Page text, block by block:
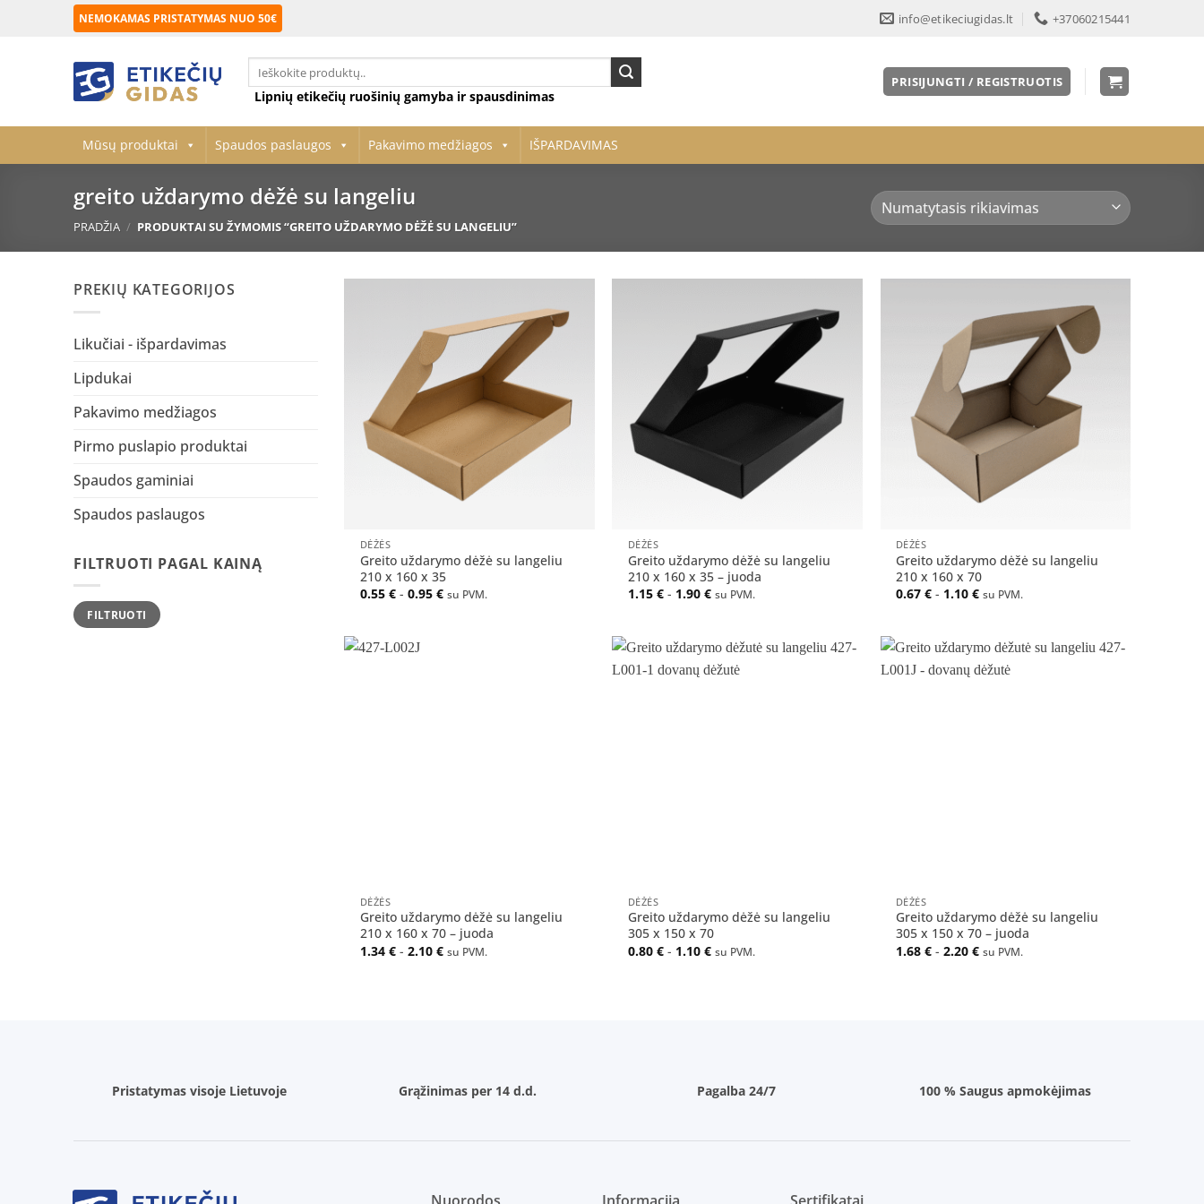
NEMOKAMAS PRISTATYMAS NUO 50€ info@etikeciugidas.lt +37060215441
Ieškoti:
Lipnių etikečių ruošinių gamyba ir spausdinimas
PRISIJUNGTI / REGISTRUOTIS
Mūsų produktai Spaudos paslaugos Pakavimo medžiagos IŠPARDAVIMAS
greito uždarymo dėžė su langeliu
PRADŽIA / PRODUKTAI SU ŽYMOMIS “GREITO UŽDARYMO DĖŽĖ SU LANGELIU”
PREKIŲ KATEGORIJOS
Likučiai - išpardavimas
Lipdukai
Pakavimo medžiagos
Pirmo puslapio produktai
Spaudos gaminiai
Spaudos paslaugos
FILTRUOTI PAGAL KAINĄ
Min
kaina
Maks
kainaFILTRUOTI
Pridėti
į norų
DĖŽĖS
Greito uždarymo dėžė su langeliu
210 x 160 x 35
0.55 €- 0.95 € su PVM.
Pridėti
į norų
DĖŽĖS
Greito uždarymo dėžė su langeliu
210 x 160 x 35 – juoda
1.15 €- 1.90 € su PVM.
Pridėti
į norų
sąrašą
DĖŽĖS
Greito uždarymo dėžė su langeliu
210 x 160 x 70
0.67 €- 1.10 € su PVM.
DĖŽĖS
Greito uždarymo dėžė su langeliu
210 x 160 x 70 – juoda
1.34 €- 2.10 € su PVM.
DĖŽĖS
Greito uždarymo dėžė su langeliu
305 x 150 x 70
0.80 €- 1.10 € su PVM.
DĖŽĖS
Greito uždarymo dėžė su langeliu
305 x 150 x 70 – juoda
1.68 €- 2.20 € su PVM.
Pristatymas visoje Lietuvoje Grąžinimas per 14 d.d. Pagalba 24/7 100 % Saugus apmokėjimas